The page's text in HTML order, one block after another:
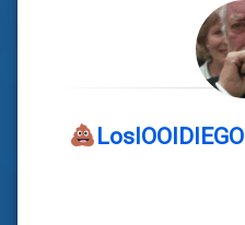
LosIOOIDIEGO